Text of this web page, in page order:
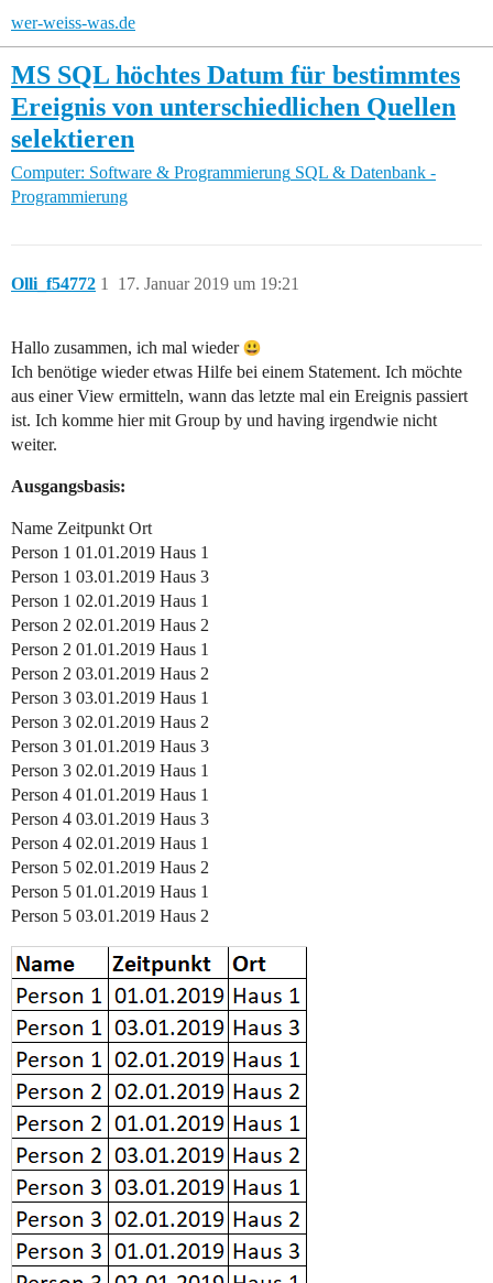
wer-weiss-was.de
MS SQL höchtes Datum für bestimmtes
Ereignis von unterschiedlichen Quellen
selektieren
Computer: Software & Programmierung SQL & Datenbank -
Programmierung
Olli_f54772 17. Januar 2019 um 19:21
1
Hallo zusammen, ich mal wieder
Ich benötige wieder etwas Hilfe bei einem Statement. Ich möchte
aus einer View ermitteln, wann das letzte mal ein Ereignis passiert
ist. Ich komme hier mit Group by und having irgendwie nicht
weiter.
Ausgangsbasis:
Name Zeitpunkt Ort
Person 1 01.01.2019 Haus 1
Person 1 03.01.2019 Haus 3
Person 1 02.01.2019 Haus 1
Person 2 02.01.2019 Haus 2
Person 2 01.01.2019 Haus 1
Person 2 03.01.2019 Haus 2
Person 3 03.01.2019 Haus 1
Person 3 02.01.2019 Haus 2
Person 3 01.01.2019 Haus 3
Person 3 02.01.2019 Haus 1
Person 4 01.01.2019 Haus 1
Person 4 03.01.2019 Haus 3
Person 4 02.01.2019 Haus 1
Person 5 02.01.2019 Haus 2
Person 5 01.01.2019 Haus 1
Person 5 03.01.2019 Haus 2